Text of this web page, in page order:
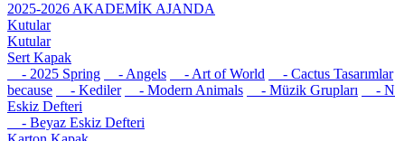
2025-2026 AKADEMİK AJANDA
Kutular
Kutular
Sert Kapak
- 2025 Spring
- Angels - Art of World - Cactus Tasarımlar
because
- Kediler - Modern Animals - Müzik Grupları -
Eskiz Defteri
- Beyaz Eskiz Defteri